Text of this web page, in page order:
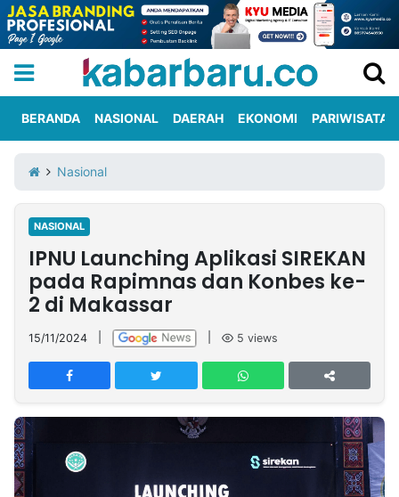
Iklan
Berita
Kami
Nasional
International
Olahraga
Entertainment
Daerah
Pariwisata
Kuliner
Kolom
Network
PT
TREETAN
INDONESIA
Partner
BERANDA NASIONAL DAERAH EKONOMI PARIWISATA
Nasional
NASIONAL
IPNU Launching Aplikasi SIREKAN
pada Rapimnas dan Konbes ke-
2 di Makassar
15/11/2024 5 views